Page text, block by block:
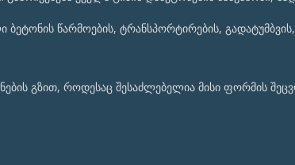
წარმოების, ტრანსპორტირების,
გზით, როდესაც შესაძლებელია მისი ფორმის